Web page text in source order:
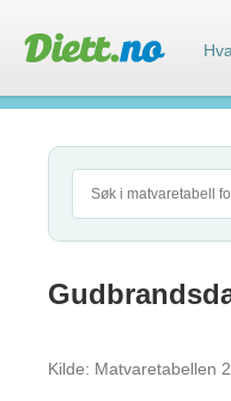
Kilde: Matvaretabellen